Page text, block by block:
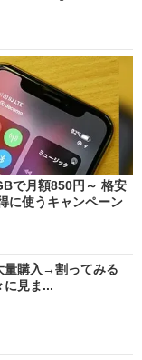
で月額850円～ 格安
に使うキャンペーン
量購入→割ってみる
見ま...